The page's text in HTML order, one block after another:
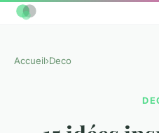
Accueil›Deco